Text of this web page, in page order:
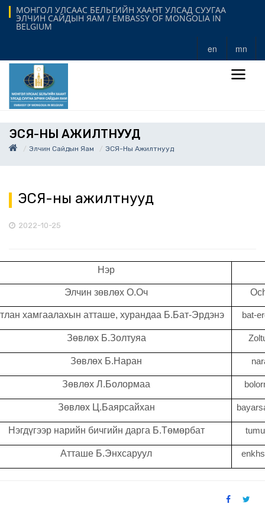
МОНГОЛ УЛСААС БЕЛЬГИЙН ХААНТ УЛСАД СУУГАА
ЭЛЧИН САЙДЫН ЯАМ / EMBASSY OF MONGOLIA IN
BELGIUM
en mn
ЭСЯ-НЫ АЖИЛТНУУД
Элчин Сайдын Яам ЭСЯ-Ны Ажилтнууд
ЭСЯ-ны ажилтнууд
2022-10-25
Нэр
Элчин зөвлөх О.Оч
хамгаалахын атташе, хурандаа Б.Бат-Эрдэнэ bat-
Зөвлөх Б.Золтуяа
Зөвлөх Б.Наран
Зөвлөх Л.Болормаа
Зөвлөх Ц.Баярсайхан
Нэгдүгээр нарийн бичгийн дарга Б.Төмөрбат
Атташе Б.Энхсаруул